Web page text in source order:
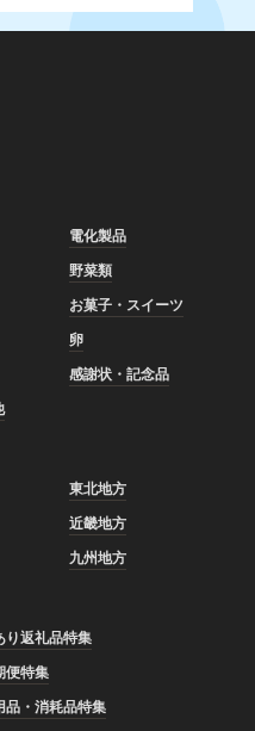
電化製品
野菜類
お菓子・スイーツ
卵
感謝状・記念品
東北地方
近畿地方
九州地方
り返礼品特集
便特集
品・消耗品特集